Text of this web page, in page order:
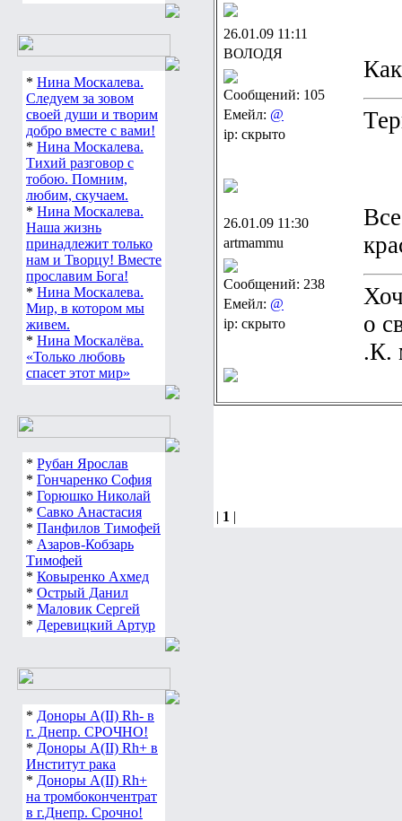
* Нина Москалева.
Следуем за зовом
своей души и творим
добро вместе с вами!
* Нина Москалева.
Тихий разговор с
тобою. Помним,
любим, скучаем.
* Нина Москалева.
Наша жизнь
принадлежит только
нам и Творцу! Вместе
прославим Бога!
* Нина Москалева.
Мир, в котором мы
живем.
* Нина Москалёва.
«Только любовь
спасет этот мир»
* Рубан Ярослав
* Гончаренко София
* Горюшко Николай
* Савко Анастасия
* Панфилов Тимофей
* Азаров-Кобзарь
Тимофей
* Ковыренко Ахмед
* Острый Данил
* Маловик Сергей
* Деревицкий Артур
* Доноры А(ІІ) Rh- в
г. Днепр. СРОЧНО!
* Доноры А(ІІ) Rh+ в
Институт рака
* Доноры А(ІІ) Rh+
на тромбокончентрат
в г.Днепр. Срочно!
26.01.09 11:11
ВОЛОДЯ
Сообщений: 105
Емейл: @
ip: скрыто
26.01.09 11:30
artmammu
Сообщений: 238
Емейл: @
ip: скрыто
о
.К.
| 1 |